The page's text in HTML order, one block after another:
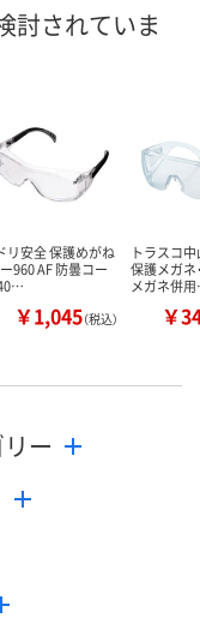
討されていま
リ安全 保護めがね
960 AF 防曇コー
￥1,045（税込）
トラスコ
保護メガネ
メガネ併
￥
ー